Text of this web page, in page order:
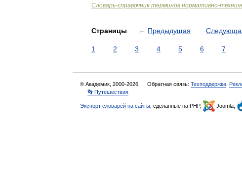
Словарь-справочник терминов нормативно-
Страницы ← Предыдущая
1 2 3 4 5 6 7
© Академик, 2000-2026 Обратная связь: Техподдержка
👣 Путешествия
Экспорт словарей на сайты , сделанные на PHP, Joomla,